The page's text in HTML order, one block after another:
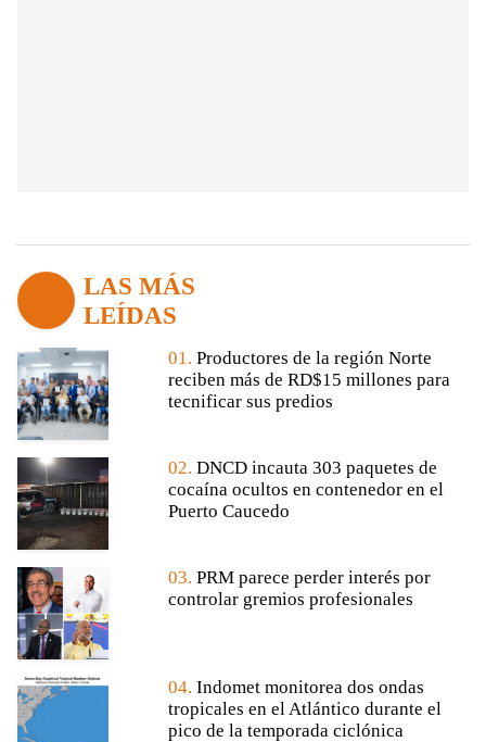
LAS MÁS
LEÍDAS
01. Productores de la región Norte
reciben más de RD$15 millones para
tecnificar sus predios
02. DNCD incauta 303 paquetes de
cocaína ocultos en contenedor en el
Puerto Caucedo
03. PRM parece perder interés por
controlar gremios profesionales
04. Indomet monitorea dos ondas
tropicales en el Atlántico durante el
pico de la temporada ciclónica